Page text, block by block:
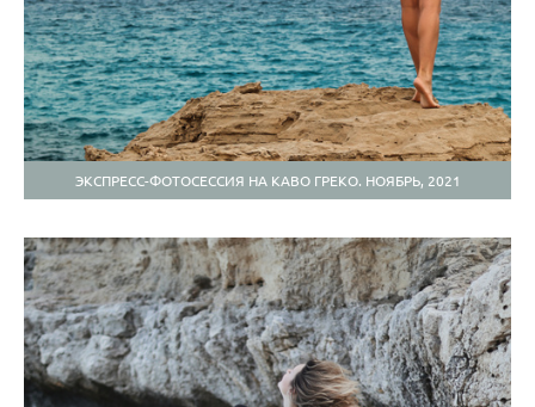
ЭКСПРЕСС-ФОТОСЕССИЯ НА КАВО ГРЕКО. НОЯБРЬ, 2021